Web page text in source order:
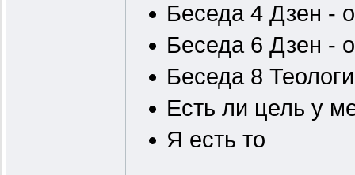
Беседа 4 Дзен -
Беседа 6 Дзен -
Беседа 8
Есть ли цель у
Я есть то